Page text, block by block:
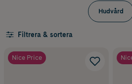
Hudvård
Filtrera & sortera
Nice Price